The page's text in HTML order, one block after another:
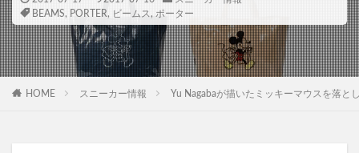
BEAMS, PORTER, ビームス , ポーター
HOME スニーカー情報 Yu Nagabaが描いたミッキーマウスを落と